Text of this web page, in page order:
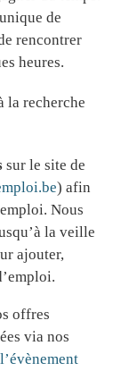
de
rencontrer
heures.
la recherche
sur le site de
) afin
Nous
la veille
ajouter,
offres
via nos